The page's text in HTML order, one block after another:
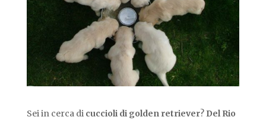
Sei in cerca di cuccioli di golden retriever? Del Rio